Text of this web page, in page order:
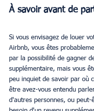
À savoir avant de
Si vous envisagez de louer
Airbnb, vous êtes
par la possibilité de gagner
supplémentaire, mais vous
peu inquiet de savoir par où
être avez-vous entendu
d'autres personnes, ou peut-